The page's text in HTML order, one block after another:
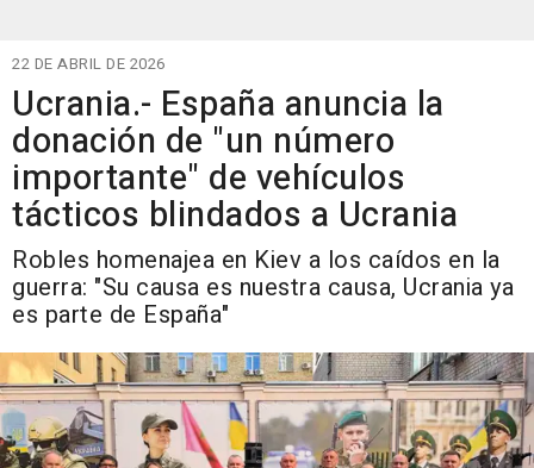
22 DE ABRIL DE 2026
Ucrania.- España anuncia la
donación de "un número
importante" de vehículos
tácticos blindados a Ucrania
Robles homenajea en Kiev a los caídos en la
guerra: "Su causa es nuestra causa, Ucrania ya
es parte de España"